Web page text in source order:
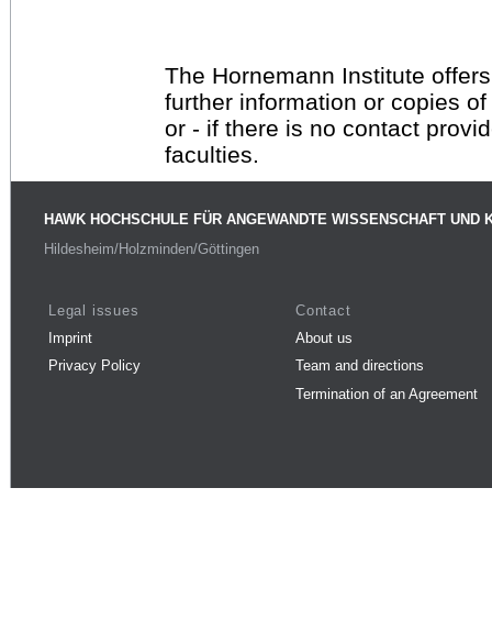
The Hornemann Institute
further information or copies
or - if there is no contact
faculties.
HAWK HOCHSCHULE FÜR ANGEWANDTE WISSENSCHAFT UND
Hildesheim/Holzminden/Göttingen
Legal issues
Imprint
Privacy Policy
Contact
About us
Team and directions
Termination of an Agreement